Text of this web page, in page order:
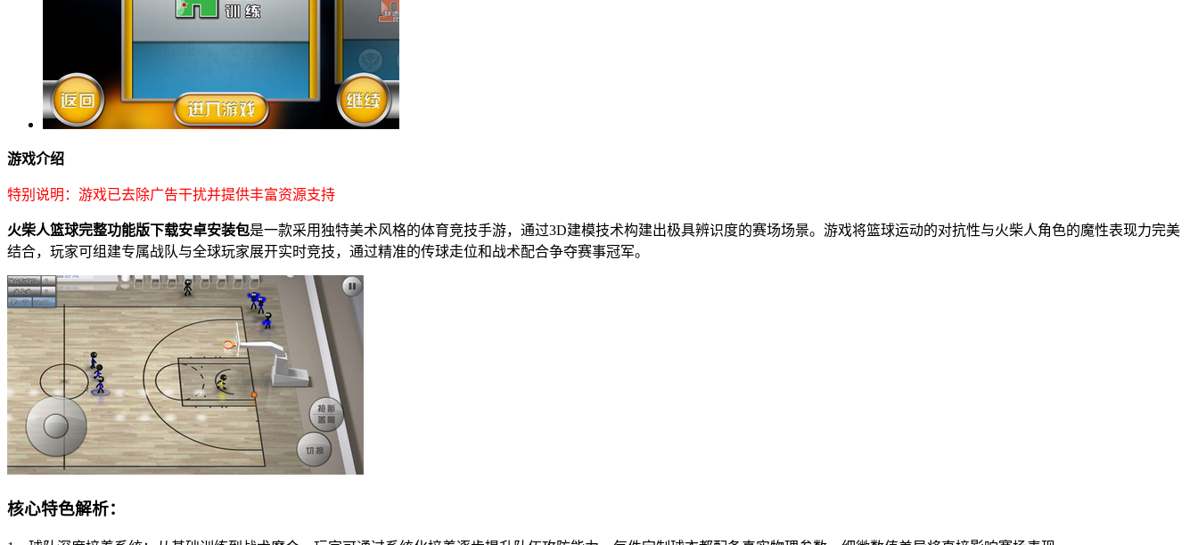
游戏介绍
特别说明：游戏已去除广告干扰并提供丰富资源支持
火柴人篮球完整功能版下载安卓安装包是一款采用独特美术风格的体育竞技手游，通过3D建模技术构建出极具辨识度的赛场场景。游戏将篮球运动的对抗性与火柴人角色的魔性表现力完美
结合，玩家可组建专属战队与全球玩家展开实时竞技，通过精准的传球走位和战术配合争夺赛事冠军。
核心特色解析：